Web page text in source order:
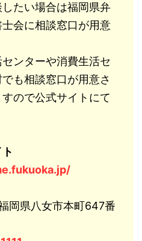
たい場合は福岡県弁
会に相談窓口が用意
ンターや消費生活セ
も相談窓口が用意さ
ので公式サイトにて
岡県八女市本町647番